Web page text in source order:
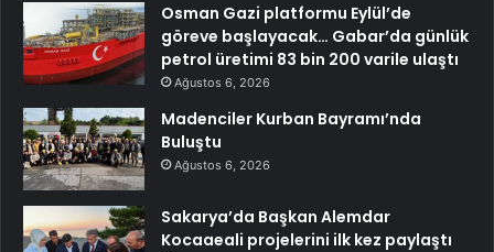
Osman Gazi platformu Eylül’de
göreve başlayacak… Gabar’da günlük
petrol üretimi 83 bin 200 varile ulaştı
Ağustos 6, 2026
Madenciler Kurban Bayramı’nda
Buluştu
Ağustos 6, 2026
Sakarya’da Başkan Alemdar
Kocaaeali projelerini ilk kez paylaştı